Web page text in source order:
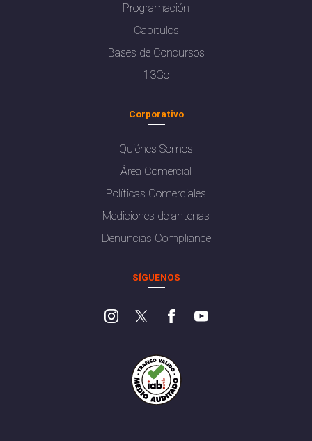
Programación
Capítulos
Bases de Concursos
13Go
Corporativo
Quiénes Somos
Área Comercial
Políticas Comerciales
Mediciones de antenas
Denuncias Compliance
SÍGUENOS